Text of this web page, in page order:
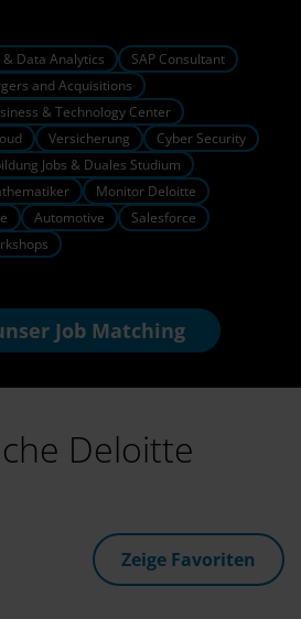
& Data Analytics
SAP Consultant
and Acquisitions
& Technology Center
Versicherung
Cyber Security
Jobs & Duales Studium
Monitor Deloitte
Automotive
Salesforce
Job Matching
Deloitte
Zeige Favoriten